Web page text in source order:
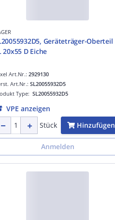
Geräteträger-Oberteil
20x55 D Eiche
Art.Nr.: 2929130
Type: SL20055932D5
Art.Nr.: SL20055932D5
VPE anzeigen
Stück
Hinzufügen
Anmelden